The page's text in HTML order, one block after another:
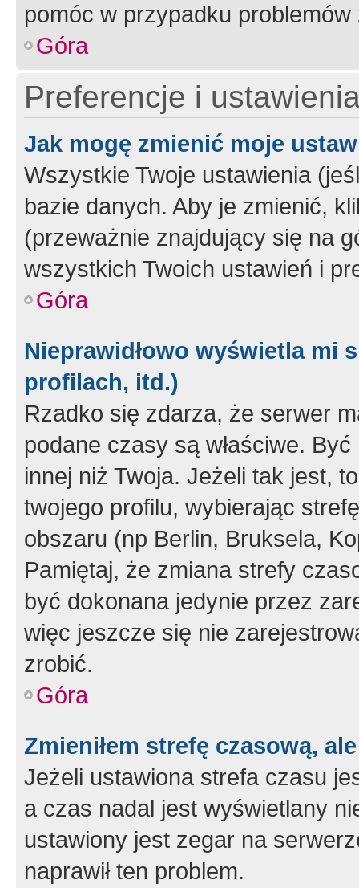
pomóc w przypadku
Góra
Preferencje i
Jak mogę zmienić moje
Wszystkie Twoje ustawienia
bazie danych. Aby je zmienić,
(przeważnie znajdujący się na
wszystkich Twoich ustawień i
Góra
Nieprawidłowo wyświetla mi
profilach, itd.)
Rzadko się zdarza, że serwer
podane czasy są właściwe.
innej niż Twoja. Jeżeli tak jest,
twojego profilu, wybierając
obszaru (np Berlin, Bruksela,
Pamiętaj, że zmiana strefy
być dokonana jedynie przez
więc jeszcze się nie
zrobić.
Góra
Zmieniłem strefę czasową,
Jeżeli ustawiona strefa czasu
a czas nadal jest wyświetlany
ustawiony jest zegar na
naprawił ten problem.